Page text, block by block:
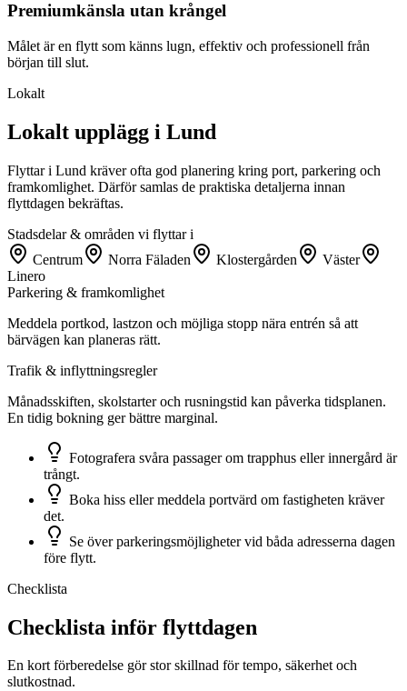
Premiumkänsla utan krångel
Målet är en flytt som känns lugn, effektiv och professionell från
början till slut.
Lokalt
Lokalt upplägg i Lund
Flyttar i Lund kräver ofta god planering kring port, parkering och
framkomlighet. Därför samlas de praktiska detaljerna innan
flyttdagen bekräftas.
Stadsdelar & områden vi flyttar i
Centrum
Norra Fäladen Klostergården
Väster
Linero
Parkering & framkomlighet
Meddela portkod, lastzon och möjliga stopp nära entrén så att
bärvägen kan planeras rätt.
Trafik & inflyttningsregler
Månadsskiften, skolstarter och rusningstid kan påverka tidsplanen.
En tidig bokning ger bättre marginal.
Fotografera svåra passager om trapphus eller innergård är
trångt.
Boka hiss eller meddela portvärd om fastigheten kräver
det.
Se över parkeringsmöjligheter vid båda adresserna dagen
före flytt.
Checklista
Checklista inför flyttdagen
En kort förberedelse gör stor skillnad för tempo, säkerhet och
slutkostnad.